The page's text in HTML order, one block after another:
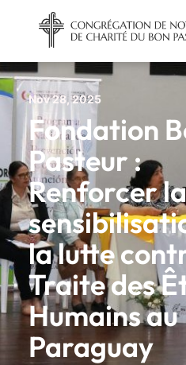
Nov 28, 2025
Fondation
Pasteur :
Renforcer la
la lutte
Traite des
Humains au
Paraguay